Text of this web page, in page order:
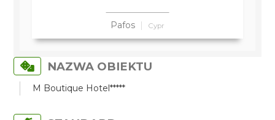
Pafos Cypr
NAZWA OBIEKTU
M Boutique Hotel*****